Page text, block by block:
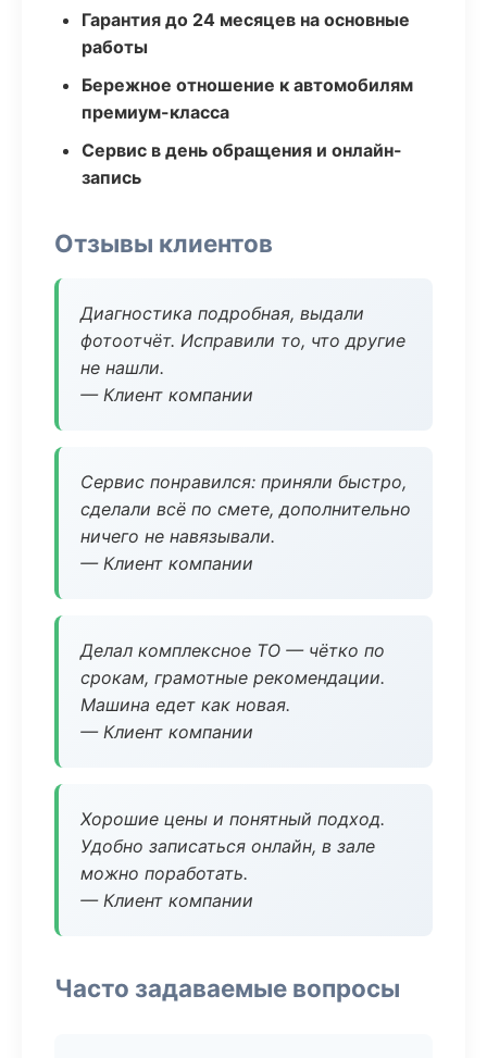
Гарантия до 24 месяцев на основные
работы
Бережное отношение к автомобилям
премиум-класса
Сервис в день обращения и онлайн-
запись
Отзывы клиентов
Диагностика подробная, выдали
фотоотчёт. Исправили то, что другие
не нашли.
— Клиент компании
Сервис понравился: приняли быстро,
сделали всё по смете, дополнительно
ничего не навязывали.
— Клиент компании
Делал комплексное ТО — чётко по
срокам, грамотные рекомендации.
Машина едет как новая.
— Клиент компании
Хорошие цены и понятный подход.
Удобно записаться онлайн, в зале
можно поработать.
— Клиент компании
Часто задаваемые вопросы